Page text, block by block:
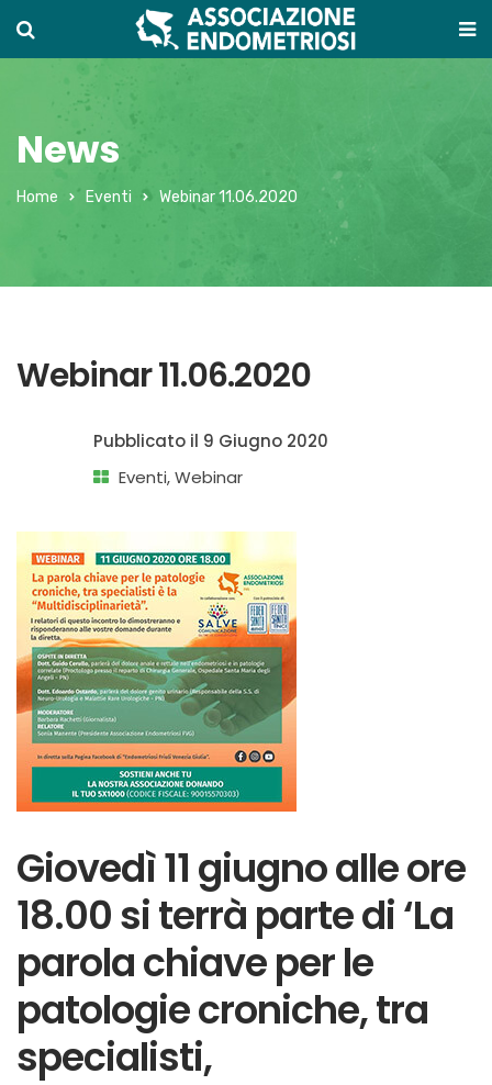
News
Home Eventi Webinar 11.06.2020
Webinar 11.06.2020
Pubblicato il 9 Giugno 2020
Eventi,Webinar
Giovedì 11 giugno alle ore
18.00 si terrà parte di ‘La
parola chiave per le
patologie croniche, tra
specialisti,